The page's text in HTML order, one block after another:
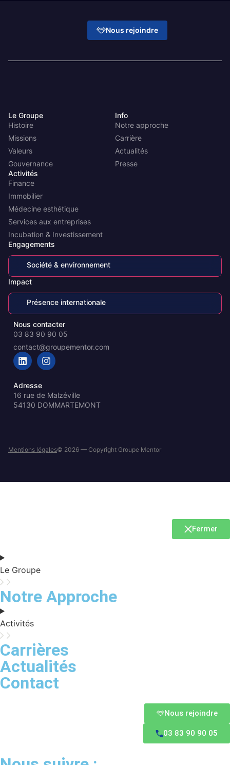
Nous rejoindre
Le Groupe
Histoire
Missions
Valeurs
Gouvernance
Info
Notre approche
Carrière
Actualités
Presse
Activités
Finance
Immobilier
Médecine esthétique
Services aux entreprises
Incubation & Investissement
Engagements
Société & environnement
Impact
Présence internationale
Nous contacter
03 83 90 90 05
contact@groupementor.com
Adresse
16 rue de Malzéville
54130 DOMMARTEMONT
Mentions légales© 2026 — Copyright Groupe Mentor
Fermer
Le Groupe
Notre Approche
Activités
Carrières
Actualités
Contact
Nous rejoindre
03 83 90 90 05